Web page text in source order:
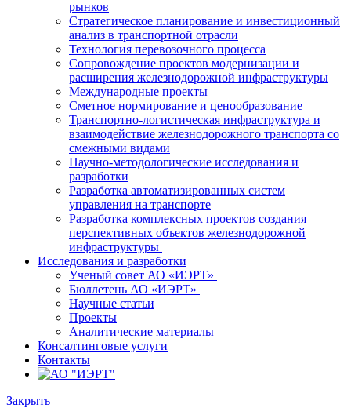
рынков
Стратегическое планирование и инвестиционный
анализ в транспортной отрасли
Технология перевозочного процесса
Сопровождение проектов модернизации и
расширения железнодорожной инфраструктуры
Международные проекты
Сметное нормирование и ценообразование
Транспортно-логистическая инфраструктура и
взаимодействие железнодорожного транспорта со
смежными видами
Научно-методологические исследования и
разработки
Разработка автоматизированных систем
управления на транспорте
Разработка комплексных проектов создания
перспективных объектов железнодорожной
инфраструктуры
Исследования и разработки
Ученый совет АО «ИЭРТ»
Бюллетень АО «ИЭРТ»
Научные статьи
Проекты
Аналитические материалы
Консалтинговые услуги
Контакты
Закрыть